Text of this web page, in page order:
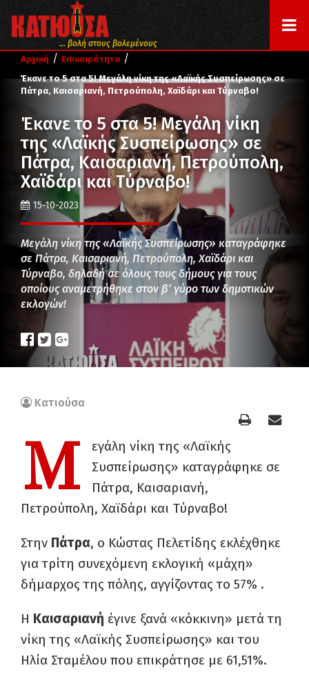
... βολή στους βολεμένους
Αρχική / Επικαιρότητα /
Έκανε το 5 στα 5! Μεγάλη νίκη της «Λαϊκής Συσπείρωσης» σε
Πάτρα, Καισαριανή, Πετρούπολη, Χαϊδάρι και Τύρναβο!
Έκανε το 5 στα 5! Μεγάλη νίκη
της «Λαϊκής Συσπείρωσης» σε
Πάτρα, Καισαριανή, Πετρούπολη,
Χαϊδάρι και Τύρναβο!
15-10-2023
Μεγάλη νίκη της «Λαϊκής Συσπείρωσης» καταγράφηκε
σε Πάτρα, Καισαριανή, Πετρούπολη, Χαϊδάρι και
Τύρναβο, δηλαδή σε όλους τους δήμους για τους
οποίους αναμετρήθηκε στον β’ γύρο των δημοτικών
εκλογών!
Κατιούσα
Μ
εγάλη νίκη της «Λαϊκής
Συσπείρωσης» καταγράφηκε σε
Πάτρα, Καισαριανή,
Πετρούπολη, Χαϊδάρι και Τύρναβο!
Στην Πάτρα, ο Κώστας Πελετίδης εκλέχθηκε
για τρίτη συνεχόμενη εκλογική «μάχη»
δήμαρχος της πόλης, αγγίζοντας το 57% .
Η Καισαριανή έγινε ξανά «κόκκινη» μετά τη
νίκη της «Λαϊκής Συσπείρωσης» και του
Ηλία Σταμέλου που επικράτησε με 61,51%.